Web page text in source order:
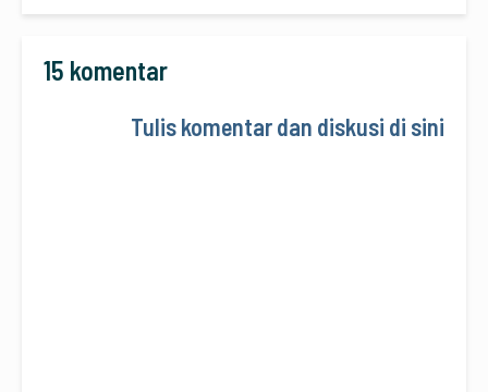
15 komentar
Tulis komentar dan diskusi di sini